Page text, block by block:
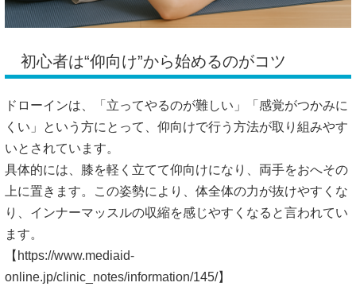
初心者は“仰向け”から始めるのがコツ
ドローインは、「立ってやるのが難しい」「感覚がつかみに
くい」という方にとって、仰向けで行う方法が取り組みやす
いとされています。
具体的には、膝を軽く立てて仰向けになり、両手をおへその
上に置きます。この姿勢により、体全体の力が抜けやすくな
り、インナーマッスルの収縮を感じやすくなると言われてい
ます。
【 https://www.mediaid-
online.jp/clinic_notes/information/145/】